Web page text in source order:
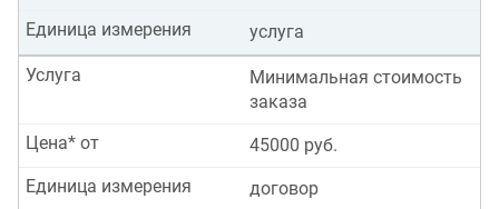
услуга
Единица измерения
Минимальная стоимость
заказа
Услуга
45000 руб.
Цена* от
договор
Единица измерения